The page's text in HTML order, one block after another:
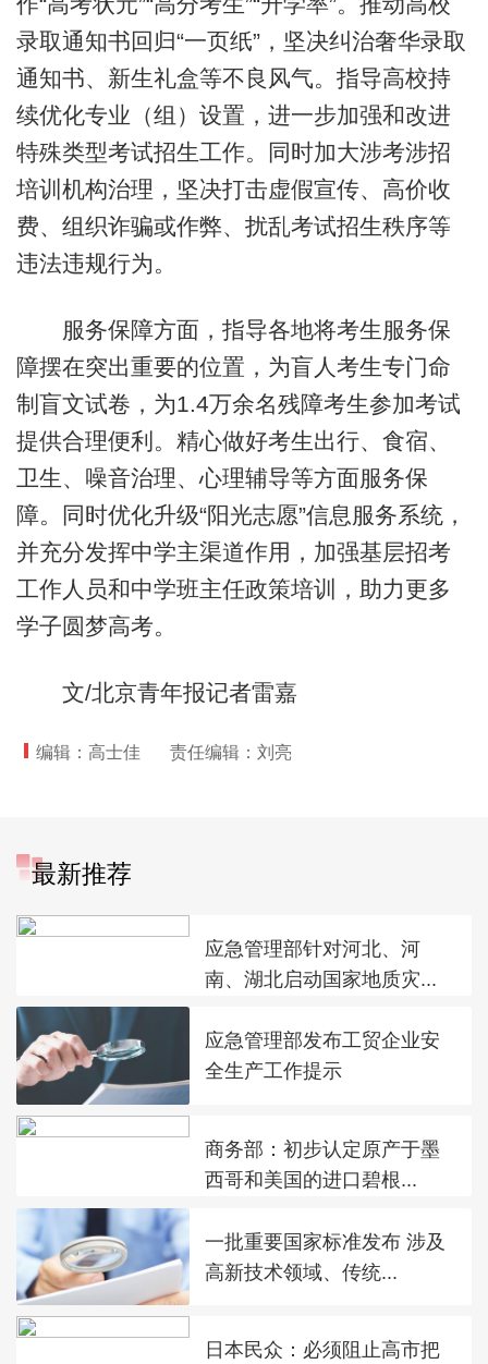
录取通知书回归“一页纸”，坚决纠治奢华录取
通知书、新生礼盒等不良风气。指导高校持
续优化专业（组）设置，进一步加强和改进
特殊类型考试招生工作。同时加大涉考涉招
培训机构治理，坚决打击虚假宣传、高价收
费、组织诈骗或作弊、扰乱考试招生秩序等
违法违规行为。
服务保障方面，指导各地将考生服务保
障摆在突出重要的位置，为盲人考生专门命
制盲文试卷，为1.4万余名残障考生参加考试
提供合理便利。精心做好考生出行、食宿、
卫生、噪音治理、心理辅导等方面服务保
障。同时优化升级“阳光志愿”信息服务系统，
并充分发挥中学主渠道作用，加强基层招考
工作人员和中学班主任政策培训，助力更多
学子圆梦高考。
文/北京青年报记者雷嘉
编辑：高士佳 责任编辑：刘亮
最新推荐
应急管理部针对河北、河
南、湖北启动国家地质灾...
应急管理部发布工贸企业安
全生产工作提示
商务部：初步认定原产于墨
西哥和美国的进口碧根...
一批重要国家标准发布 涉及
高新技术领域、传统...
日本民众：必须阻止高市把